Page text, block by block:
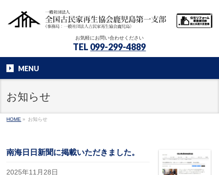
お気軽にお問い合わせください
TEL 099-299-4889
MENU
お知らせ
HOME » お知らせ
南海日日新聞に掲載いただきました。
2025年11月28日